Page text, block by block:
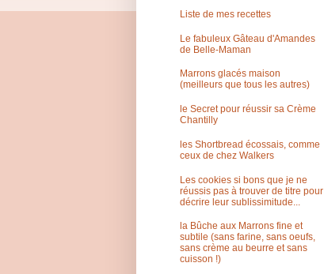
Liste de mes recettes
Le fabuleux Gâteau d'Amandes
de Belle-Maman
Marrons glacés maison
(meilleurs que tous les autres)
le Secret pour réussir sa Crème
Chantilly
les Shortbread écossais, comme
ceux de chez Walkers
Les cookies si bons que je ne
réussis pas à trouver de titre pour
décrire leur sublissimitude...
la Bûche aux Marrons fine et
subtile (sans farine, sans oeufs,
sans crème au beurre et sans
cuisson !)